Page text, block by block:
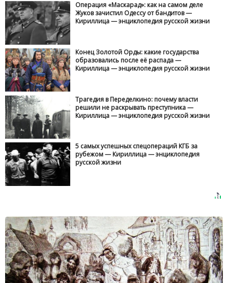
Операция «Маскарад»: как на самом деле
Жуков зачистил Одессу от бандитов —
Кириллица — энциклопедия русской жизни
Конец Золотой Орды: какие государства
образовались после её распада —
Кириллица — энциклопедия русской жизни
Трагедия в Переделкино: почему власти
решили не раскрывать преступника —
Кириллица — энциклопедия русской жизни
5 самых успешных спецопераций КГБ за
рубежом — Кириллица — энциклопедия
русской жизни